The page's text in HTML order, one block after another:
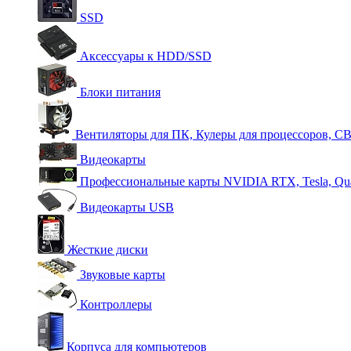
SSD
Аксессуары к HDD/SSD
Блоки питания
Вентиляторы для ПК, Кулеры для процессоров,
Видеокарты
Профессиональные карты NVIDIA RTX, Tesla,
Видеокарты USB
Жесткие диски
Звуковые карты
Контроллеры
Корпуса для компьютеров